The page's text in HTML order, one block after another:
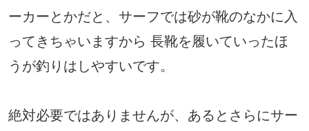
ーカーとかだと、サーフでは砂が靴のなかに入
ってきちゃいますから 長靴を履いていったほ
うが釣りはしやすいです。
絶対必要ではありませんが、あるとさらにサー